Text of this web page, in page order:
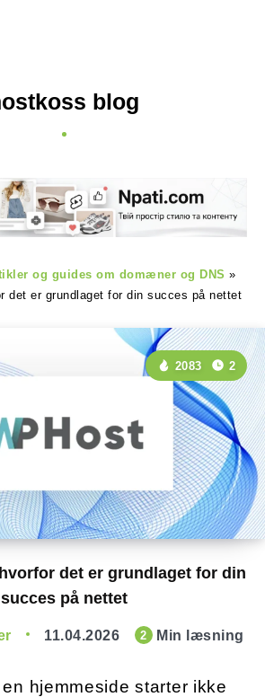
blog
og guides om domæner og DNS »
det er grundlaget for din succes på nettet
det er grundlaget for din
succes på nettet
2083 2
11.04.2026 2 Min læsning
hjemmeside starter ikke